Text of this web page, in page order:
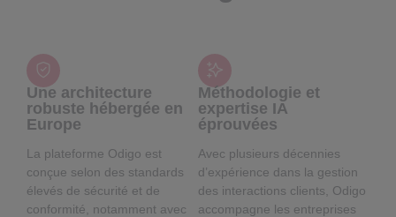
Une architecture
robuste hébergée en
Europe
La plateforme Odigo est
conçue selon des standards
élevés de sécurité et de
conformité, notamment avec
Méthodologie et
expertise IA
éprouvées
Avec plusieurs décennies
d’expérience dans la gestion
des interactions clients, Odigo
accompagne les entreprises